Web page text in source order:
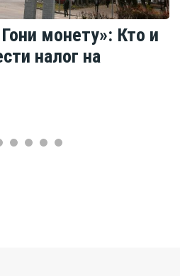
монету»: Кто и
налог на